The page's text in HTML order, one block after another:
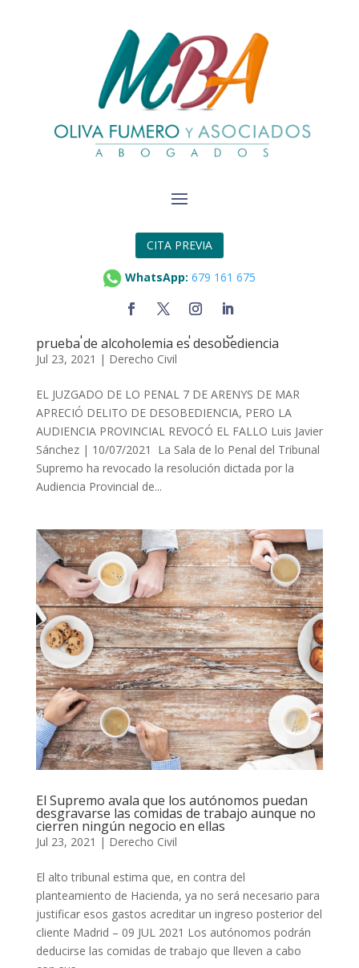
CITA PREVIA
WhatsApp: 679 161 675
El TS desautoriza a la Audiencia de Barcelona y
prueba de alcoholemia es desobediencia
Jul 23, 2021 | Derecho Civil
EL JUZGADO DE LO PENAL 7 DE ARENYS DE MAR
APRECIÓ DELITO DE DESOBEDIENCIA, PERO LA
AUDIENCIA PROVINCIAL REVOCÓ EL FALLO Luis Javier
Sánchez | 10/07/2021 La Sala de lo Penal del Tribunal
Supremo ha revocado la resolución dictada por la
Audiencia Provincial de...
El Supremo avala que los autónomos puedan
desgravarse las comidas de trabajo aunque no
cierren ningún negocio en ellas
Jul 23, 2021 | Derecho Civil
El alto tribunal estima que, en contra del
planteamiento de Hacienda, ya no será necesario para
justificar esos gastos acreditar un ingreso posterior del
cliente Madrid – 09 JUL 2021 Los autónomos podrán
deducirse las comidas de trabajo que lleven a cabo